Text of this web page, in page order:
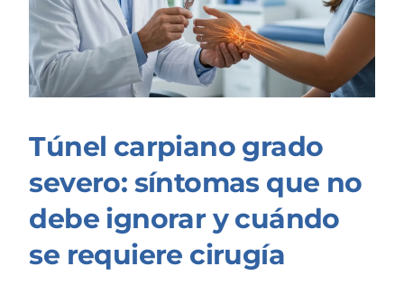
Túnel carpiano grado
severo: síntomas que no
debe ignorar y cuándo
se requiere cirugía